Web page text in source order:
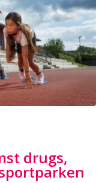
drugs,